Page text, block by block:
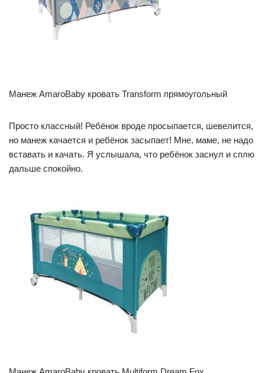
Манеж AmaroBaby кровать Transform прямоугольный
Просто классный! Ребёнок вроде просыпается, шевелится,
но манеж качается и ребёнок засыпает! Мне, маме, не надо
вставать и качать. Я услышала, что ребёнок заснул и сплю
дальше спокойно.